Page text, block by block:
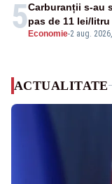
5Economie-2 aug.
Carburanții s-au
pas de 11 lei/litru
ACTUALITATE